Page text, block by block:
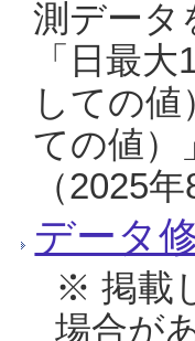
測データ
「日最
しての
ての値）
（2025
データ
※ 掲載
場合が